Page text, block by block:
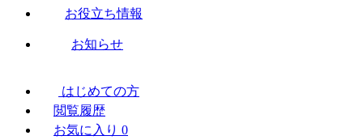
お役立ち情報
お知らせ
はじめての方
閲覧履歴
お気に入り 0